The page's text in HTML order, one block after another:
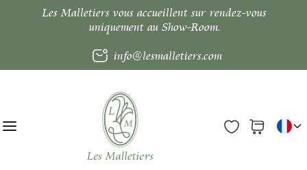
Les Malletiers vous accueillent sur rendez-vous
uniquement au Show-Room.
info@lesmalletiers.com